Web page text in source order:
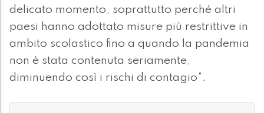
delicato momento, soprattutto perché altri
paesi hanno adottato misure più restrittive in
ambito scolastico fino a quando la pandemia
non è stata contenuta seriamente,
diminuendo così i rischi di contagio".